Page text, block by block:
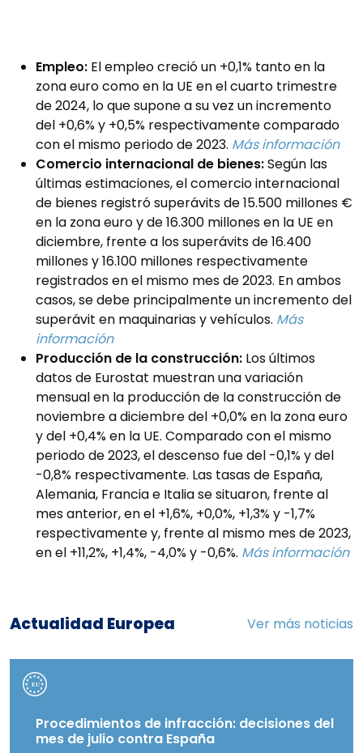
Empleo: El empleo creció un +0,1% tanto en la
zona euro como en la UE en el cuarto trimestre
de 2024, lo que supone a su vez un incremento
del +0,6% y +0,5% respectivamente comparado
con el mismo periodo de 2023. Más información
Comercio internacional de bienes:Según las
últimas estimaciones, el comercio internacional
de bienes registró superávits de 15.500 millones €
en la zona euro y de 16.300 millones en la UE en
diciembre, frente a los superávits de 16.400
millones y 16.100 millones respectivamente
registrados en el mismo mes de 2023. En ambos
casos, se debe principalmente un incremento del
superávit en maquinarias y vehículos. Más
información
Producción de la construcción: Los últimos
datos de Eurostat muestran una variación
mensual en la producción de la construcción de
noviembre a diciembre del +0,0% en la zona euro
y del +0,4% en la UE. Comparado con el mismo
periodo de 2023, el descenso fue del -0,1% y del
-0,8% respectivamente. Las tasas de España,
Alemania, Francia e Italia se situaron, frente al
mes anterior, en el +1,6%, +0,0%, +1,3% y -1,7%
respectivamente y, frente al mismo mes de 2023,
en el +11,2%, +1,4%, -4,0% y -0,6%. Más información
Actualidad Europea Ver más noticias
Procedimientos de infracción: decisiones del
mes de julio contra España